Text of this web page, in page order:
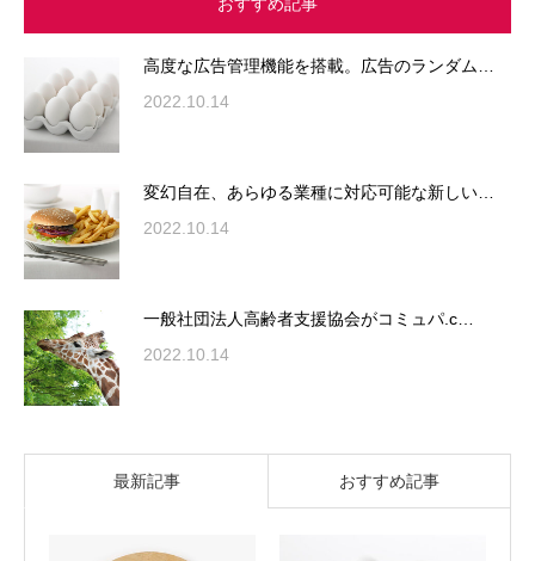
高度な広告管理機能を搭載。広告のランダム…
2022.10.14
変幻自在、あらゆる業種に対応可能な新しい…
2022.10.14
一般社団法人高齢者支援協会がコミュパ.c…
2022.10.14
最新記事 おすすめ記事